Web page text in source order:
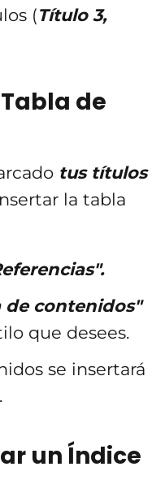
(Título 3,
de
tus títulos
la tabla
de contenidos"
que desees.
se insertará
un Índice